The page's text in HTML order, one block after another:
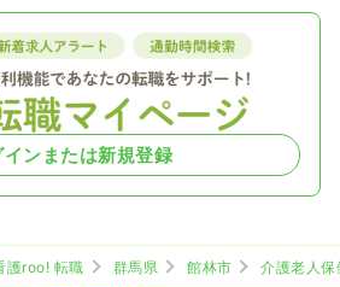
インまたは新規登録
護roo! 転職 群馬県 館林市
介護老人